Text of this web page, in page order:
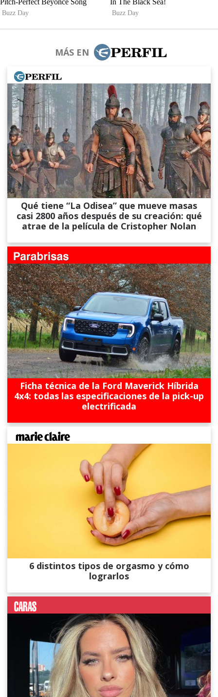
MÁS EN
Qué tiene “La Odisea” que mueve masas
casi 2800 años después de su creación: qué
atrae de la película de Cristopher Nolan
Ficha técnica de la Ford Maverick Híbrida
4x4: todas las especificaciones de la pick-up
electrificada
6 distintos tipos de orgasmo y cómo
lograrlos